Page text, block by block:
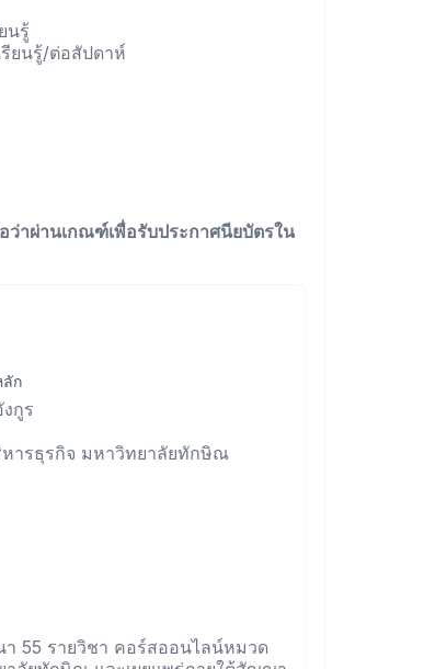
นรู้
ยนรู้/ต่อสัปดาห์
าผ่านเกณฑ์เพื่อรับประกาศนียบัตรใน
ลัก
กูร
ารธุรกิจ มหาวิทยาลัยทักษิณ
55 รายวิชา คอร์สออนไลน์หมวด